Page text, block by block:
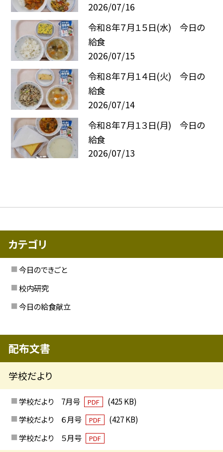
2026/07/16
令和８年７月１５日(水) 今日の
給食
2026/07/15
令和８年７月１４日(火) 今日の
給食
2026/07/14
令和８年７月１３日(月) 今日の
給食
2026/07/13
カテゴリ
今日のできごと
校内研究
今日の給食献立
配布文書
学校だより
学校だより 7月号 PDF
(425 KB)
学校だより ６月号
PDF
(427 KB)
学校だより ５月号
PDF